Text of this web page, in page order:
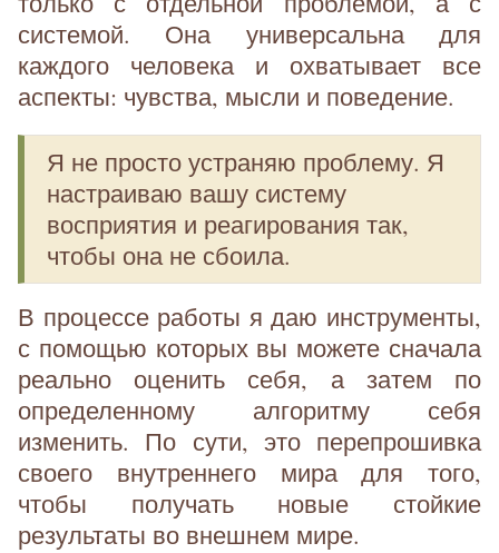
системой. Она универсальна для
каждого человека и охватывает все
аспекты: чувства, мысли и поведение.
Я не просто устраняю проблему. Я
настраиваю вашу систему
восприятия и реагирования так,
чтобы она не сбоила.
В процессе работы я даю инструменты,
с помощью которых вы можете сначала
реально оценить себя, а затем по
определенному алгоритму себя
изменить. По сути, это перепрошивка
своего внутреннего мира для того,
чтобы получать новые стойкие
результаты во внешнем мире.